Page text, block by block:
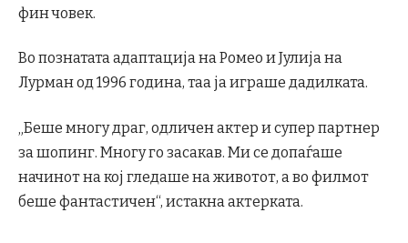
фин човек.
Во познатата адаптација на Ромео и Јулија на
Лурман од 1996 година, таа ја играше дадилката.
„Беше многу драг, одличен актер и супер партнер
за шопинг. Многу го засакав. Ми се допаѓаше
начинот на кој гледаше на животот, а во филмот
беше фантастичен“, истакна актерката.